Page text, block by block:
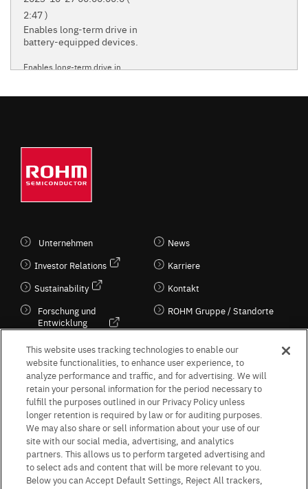
2:47 )
Enables long-term drive in
battery-equipped devices.
Enables long-term drive in
Unternehmen
Investor Relations
Sustainability
Forschung und
Entwicklung
Kultur / Wirtschaft
News
Karriere
Kontakt
ROHM Gruppe / Standorte
Follow Us
Terms & Conditions Purpose of use Privacy Policy
Site Map
AGB (Deutsche Version)
AGB (Englische Version)
This website uses tracking technologies to enable our
website functionalities, to enhance user experience, to
analyze performance and traffic, and for advertising. We will
retain your personal information for the period necessary to
fulfill the purposes outlined in our Privacy Policy unless
longer retention is required by law or for auditing purposes.
We may also share or sell information about your use of our
site with our social media, advertising, and analytics
partners. This allows us to perform targeted advertising and
to select ads and content that will be more relevant to you.
Below you can Accept Default Settings, Reject All trackers,